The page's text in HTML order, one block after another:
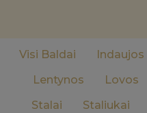
Visi Baldai Indaujos
Lentynos
Lovos
Stalai
Staliukai